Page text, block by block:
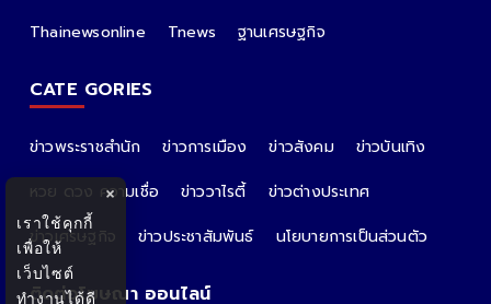
Thainewsonline
Tnews ฐานเศรษฐกิจ
CATE GORIES
ข่าวพระราชสำนัก ข่าวการเมือง ข่าวสังคม
ข่าวบันเทิง
หวย ดวง ความเชื่อ
ข่าววาไรตี้
ข่าวต่างประเทศ
ข่าวเศรษฐกิจ
ข่าวประชาสัมพันธ์ นโยบายการเป็นส่วนตัว
ติดต่อโฆษณา ออนไลน์
×
เราใช้คุกกี้
เพื่อให้
เว็บไซต์
ทำงานได้ดี